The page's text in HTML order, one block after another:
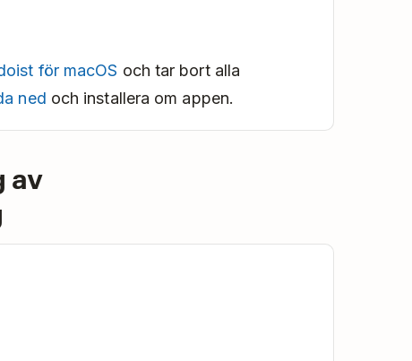
för macOS och tar bort alla
ned och installera om appen.
av